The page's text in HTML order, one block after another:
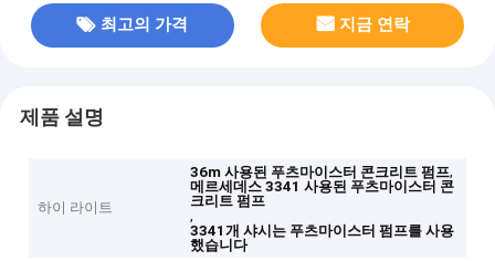
최고의 가격 지금 연락
제품 설명
하이 라이트
36m 사용된 푸츠마이스터 콘크리트 펌프,
메르세데스 3341 사용된 푸츠마이스터 콘
크리트 펌프
,
3341개 샤시는 푸츠마이스터 펌프를 사용
했습니다